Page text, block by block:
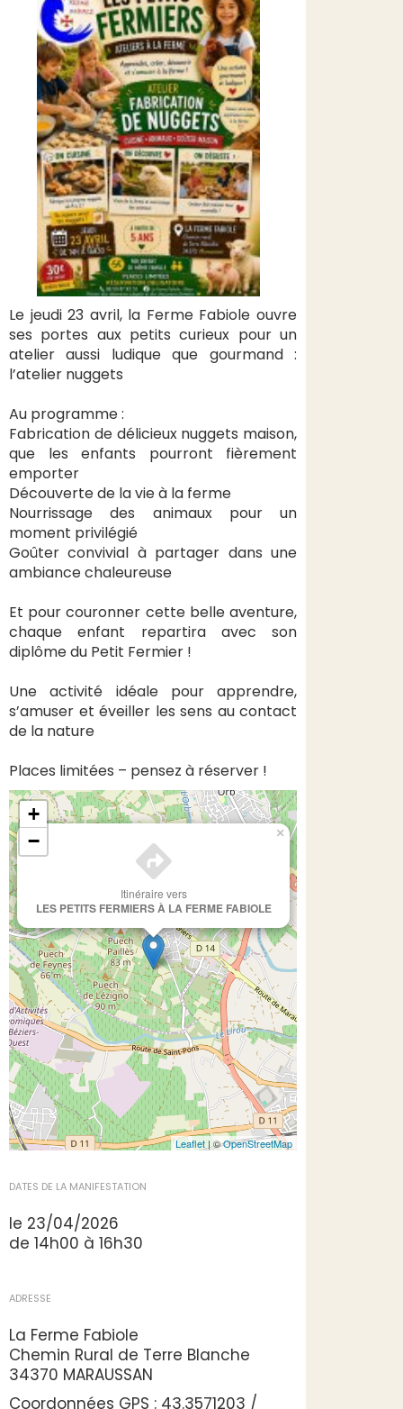
Le jeudi 23 avril, la Ferme Fabiole ouvre
ses portes aux petits curieux pour un
atelier aussi ludique que gourmand :
l’atelier nuggets
Au programme :
Fabrication de délicieux nuggets maison,
que les enfants pourront fièrement
emporter
Découverte de la vie à la ferme
Nourrissage des animaux pour un
moment privilégié
Goûter convivial à partager dans une
ambiance chaleureuse
Et pour couronner cette belle aventure,
chaque enfant repartira avec son
diplôme du Petit Fermier !
Une activité idéale pour apprendre,
s’amuser et éveiller les sens au contact
de la nature
Places limitées – pensez à réserver !
Itinéraire vers
LES PETITS FERMIERS À LA FERME FABIOLE
×
+
−
Leaflet | ©OpenStreetMap
DATES DE LA MANIFESTATION
le 23/04/2026
de 14h00 à 16h30
ADRESSE
La Ferme Fabiole
Chemin Rural de Terre Blanche
34370 MARAUSSAN
Coordonnées GPS : 43.3571203 /